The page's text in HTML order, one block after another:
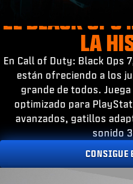
ESPORTS
ATENCIÓN AL CLIENTE
INICIAR SESIÓN|REGISTRARSE
EL BLACK OPS
LA
En Call of Duty: Black Ops
están ofreciendo a los
grande de todos.
optimizado para
avanzados, gatillos
sonido
CONSIGUE